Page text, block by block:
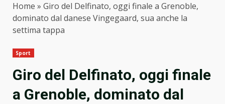
Home » Giro del Delfinato, oggi finale a Grenoble,
dominato dal danese Vingegaard, sua anche la
settima tappa
Sport
Giro del Delfinato, oggi finale
a Grenoble, dominato dal